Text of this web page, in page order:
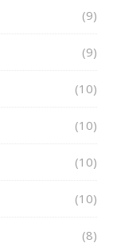
(9)
(9)
(10)
(10)
(10)
(10)
(8)